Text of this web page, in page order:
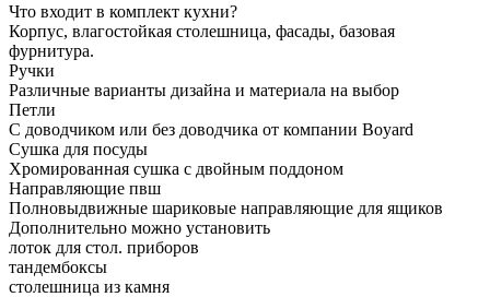
Что входит в комплект кухни?
Корпус, влагостойкая столешница, фасады, базовая
фурнитура.
Ручки
Различные варианты дизайна и материала на выбор
Петли
С доводчиком или без доводчика от компании Boyard
Сушка для посуды
Хромированная сушка с двойным поддоном
Направляющие пвш
Полновыдвижные шариковые направляющие для ящиков
Дополнительно можно установить
лоток для стол. приборов
тандембоксы
столешница из камня